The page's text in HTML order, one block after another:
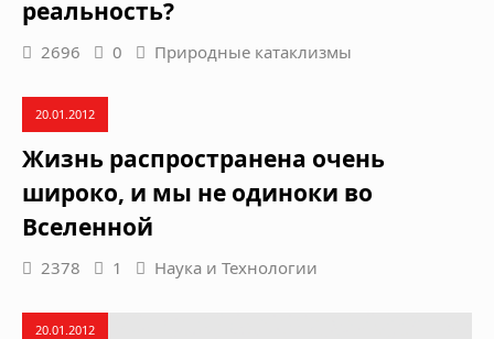
реальность?
2696 0 Природные катаклизмы
20.01.2012
Жизнь распространена очень
широко, и мы не одиноки во
Вселенной
2378 1 Наука и Технологии
20.01.2012